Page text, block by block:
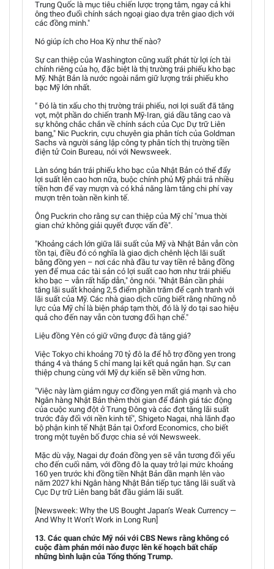
Trung Quốc là mục tiêu chiến lược trọng tâm, ngay cả khi
ông theo đuổi chính sách ngoại giao dựa trên giao dịch với
các đồng minh."
Nó giúp ích cho Hoa Kỳ như thế nào?
Sự can thiệp của Washington cũng xuất phát từ lợi ích tài
chính riêng của họ, đặc biệt là thị trường trái phiếu kho bạc
Mỹ. Nhật Bản là nước ngoài nắm giữ lượng trái phiếu kho
bạc Mỹ lớn nhất.
" Đó là tin xấu cho thị trường trái phiếu, nơi lợi suất đã tăng
vọt, một phần do chiến tranh Mỹ-Iran, giá dầu tăng cao và
sự không chắc chắn về chính sách của Cục Dự trữ Liên
bang," Nic Puckrin, cựu chuyên gia phân tích của Goldman
Sachs và người sáng lập công ty phân tích thị trường tiền
điện tử Coin Bureau, nói với Newsweek.
Làn sóng bán trái phiếu kho bạc của Nhật Bản có thể đẩy
lợi suất lên cao hơn nữa, buộc chính phủ Mỹ phải trả nhiều
tiền hơn để vay mượn và có khả năng làm tăng chi phí vay
mượn trên toàn nền kinh tế.
Ông Puckrin cho rằng sự can thiệp của Mỹ chỉ "mua thời
gian chứ không giải quyết được vấn đề".
"Khoảng cách lớn giữa lãi suất của Mỹ và Nhật Bản vẫn còn
tồn tại, điều đó có nghĩa là giao dịch chênh lệch lãi suất
bằng đồng yen – nơi các nhà đầu tư vay tiền rẻ bằng đồng
yen để mua các tài sản có lợi suất cao hơn như trái phiếu
kho bạc – vẫn rất hấp dẫn," ông nói. "Nhật Bản cần phải
tăng lãi suất khoảng 2,5 điểm phần trăm để cạnh tranh với
lãi suất của Mỹ. Các nhà giao dịch cũng biết rằng những nỗ
lực của Mỹ chỉ là biện pháp tạm thời, đó là lý do tại sao hiệu
quả cho đến nay vẫn còn tương đối hạn chế."
Liệu đồng Yên có giữ vững được đà tăng giá?
Việc Tokyo chi khoảng 70 tỷ đô la để hỗ trợ đồng yen trong
tháng 4 và tháng 5 chỉ mang lại kết quả ngắn hạn. Sự can
thiệp chung cùng với Mỹ dự kiến sẽ bền vững hơn.
"Việc này làm giảm nguy cơ đồng yen mất giá mạnh và cho
Ngân hàng Nhật Bản thêm thời gian để đánh giá tác động
của cuộc xung đột ở Trung Đông và các đợt tăng lãi suất
trước đây đối với nền kinh tế", Shigeto Nagai, nhà lãnh đạo
bộ phận kinh tế Nhật Bản tại Oxford Economics, cho biết
trong một tuyên bố được chia sẻ với Newsweek.
Mặc dù vậy, Nagai dự đoán đồng yen sẽ vẫn tương đối yếu
cho đến cuối năm, với đồng đô la quay trở lại mức khoảng
160 yen trước khi đồng tiền Nhật Bản dần mạnh lên vào
năm 2027 khi Ngân hàng Nhật Bản tiếp tục tăng lãi suất và
Cục Dự trữ Liên bang bắt đầu giảm lãi suất.
[Newsweek: Why the US Bought Japan’s Weak Currency —
And Why It Won’t Work in Long Run]
13. Các quan chức Mỹ nói với CBS News rằng không có
cuộc đàm phán mới nào được lên kế hoạch bất chấp
những bình luận của Tổng thống Trump.